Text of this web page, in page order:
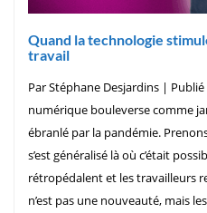
Quand la technologie
travail
Par Stéphane Desjardins |
numérique bouleverse comme
ébranlé par la pandémie.
s’est généralisé là où c’était
rétropédalent et les travailleurs
n’est pas une nouveauté, mais